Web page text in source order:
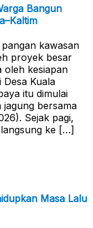
Bangun
kawasan
proyek besar
oleh kesiapan
Desa Kuala
itu dimulai
jagung bersama
Sejak pagi,
ke […]
Masa Lalu